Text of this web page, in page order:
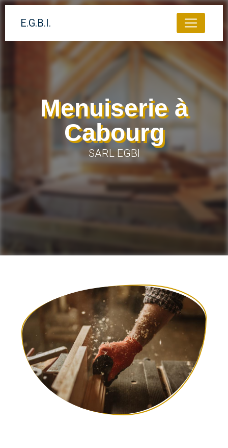
E.G.B.I.
Menuiserie à
Cabourg
SARL EGBI
Panneau de gestion des cookies